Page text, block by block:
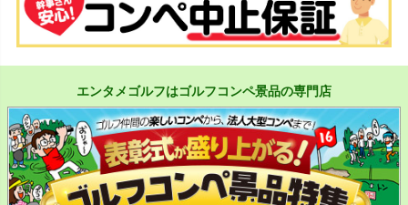
エンタメゴルフはゴルフコンペ景品の専門店